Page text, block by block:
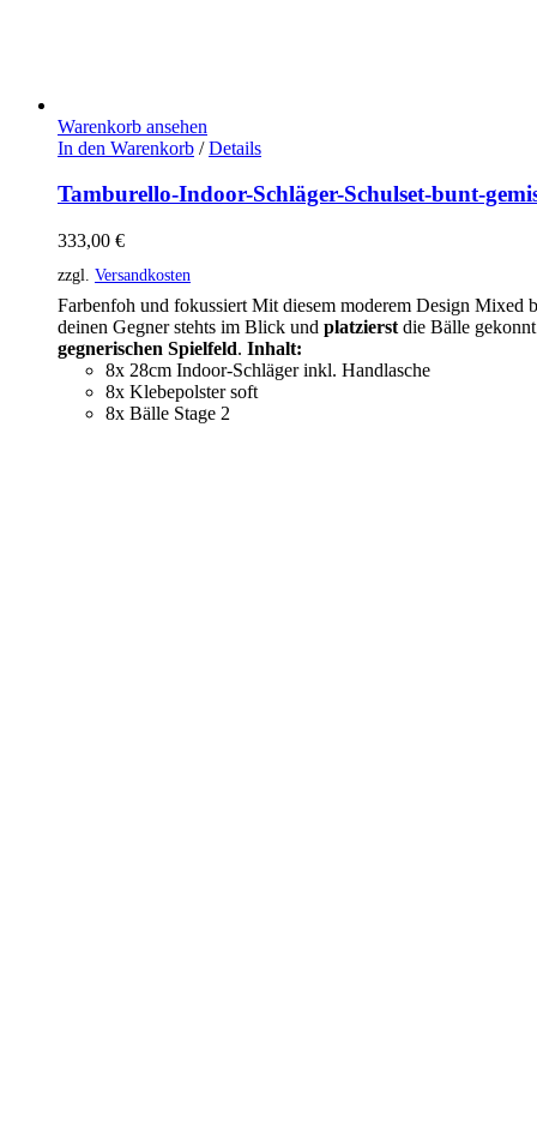
Warenkorb ansehen
In den Warenkorb / Details
Tamburello-Indoor-Schläger-Schulset-bunt-
333,00 €
zzgl. Versandkosten
Farbenfoh und fokussiert Mit diesem moderem Design Mixed
deinen Gegner stehts im Blick und platzierst die Bälle
gegnerischen Spielfeld. Inhalt:
8x 28cm Indoor-Schläger inkl. Handlasche
8x Klebepolster soft
8x Bälle Stage 2